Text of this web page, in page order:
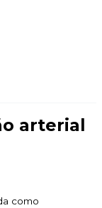
arterial
como